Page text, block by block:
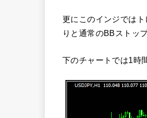
更にこのインジでは
りと通常のBBストッ
下のチャートでは1時